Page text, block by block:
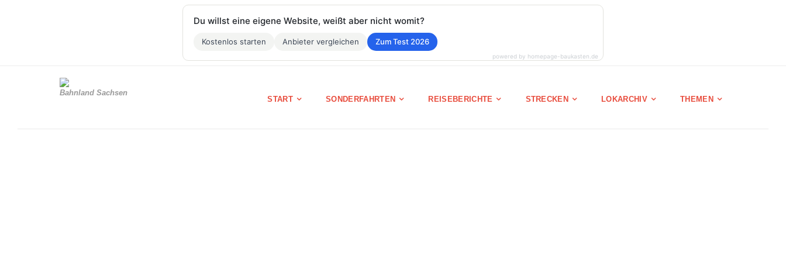
Bahnland Sachsen
START SONDERFAHRTEN REISEBERICHTE STRECKEN LOKARCHIV THEMEN
Du willst eine eigene Website, weißt aber nicht womit?
Kostenlos starten Anbieter vergleichen Zum Test 2026
powered by homepage-baukasten.de